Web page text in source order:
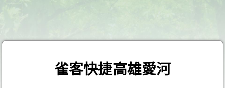
雀客快捷高雄愛河